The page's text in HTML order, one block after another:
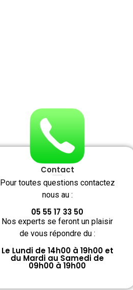
Contact
Pour toutes questions contactez
nous au :
05 55 17 33 50
Nos experts se feront un plaisir
de vous répondre du :
Le Lundi de 14h00 à 19h00 et
du Mardi au Samedi de
09h00 à 19h00